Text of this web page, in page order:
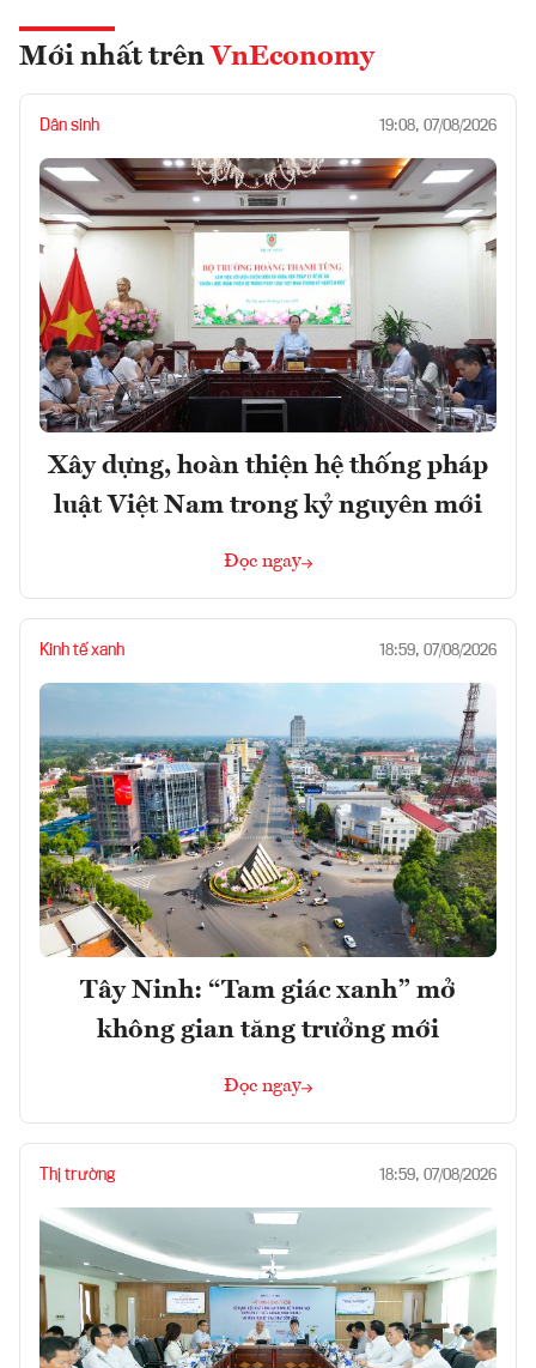
Mới nhất trên VnEconomy
Dân sinh 19:08, 07/08/2026
Xây dựng, hoàn thiện hệ thống pháp
luật Việt Nam trong kỷ nguyên mới
Đọc ngay
Kinh tế xanh 18:59, 07/08/2026
Tây Ninh: “Tam giác xanh” mở
không gian tăng trưởng mới
Đọc ngay
Thị trường 18:59, 07/08/2026